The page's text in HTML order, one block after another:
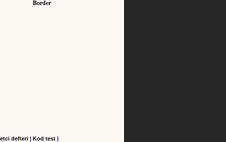
Border
defteri | Kod test |